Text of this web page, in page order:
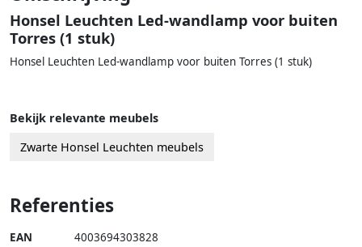
Honsel Leuchten Led-wandlamp voor buiten
Torres (1 stuk)
Honsel Leuchten Led-wandlamp voor buiten Torres (1 stuk)
Bekijk relevante meubels
Zwarte Honsel Leuchten meubels
Referenties
EAN 4003694303828